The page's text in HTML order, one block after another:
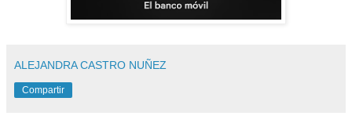
ALEJANDRA CASTRO NUÑEZ
Compartir